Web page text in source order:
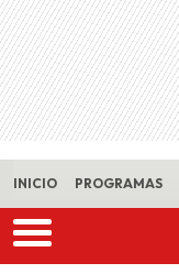
INICIO PROGRAMAS